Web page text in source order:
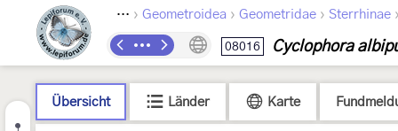
Lepidoptera › Geometroidea › Geometridae › Sterrhinae
08016 Cyclophora
Übersicht Länder Karte